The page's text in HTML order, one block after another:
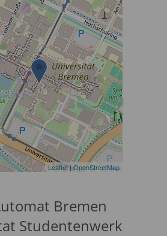
Leaflet| OpenStreetMap
Bremen
Studentenwerk